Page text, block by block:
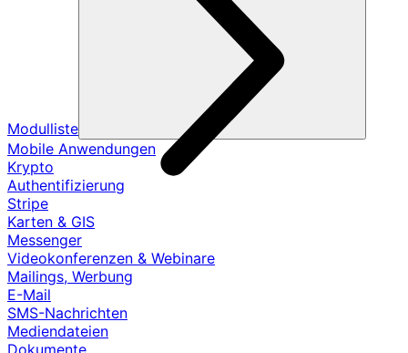
Modulliste
Mobile Anwendungen
Krypto
Authentifizierung
Stripe
Karten & GIS
Messenger
Videokonferenzen & Webinare
Mailings, Werbung
E-Mail
SMS-Nachrichten
Mediendateien
Dokumente